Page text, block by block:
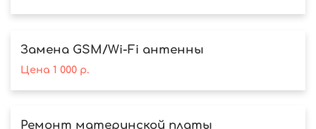
Замена GSM/Wi-Fi антенны
Цена 1 000р.
Ремонт материнской платы